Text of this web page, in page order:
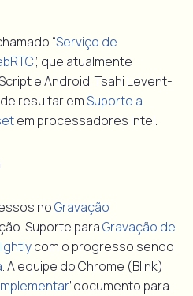
“Serviço de
”, que atualmente
e Android. Tsahi Levent-
resultar emSuporte a
em processadores Intel.
noGravação
Suporte paraGravação de
com o progresso sendo
. A equipe do Chrome (Blink)
”documento para